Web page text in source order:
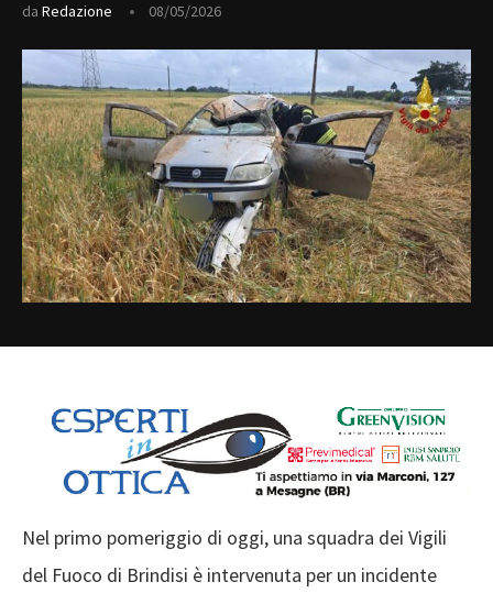
da Redazione 08/05/2026
Nel primo pomeriggio di oggi, una squadra dei Vigili
del Fuoco di Brindisi è intervenuta per un incidente